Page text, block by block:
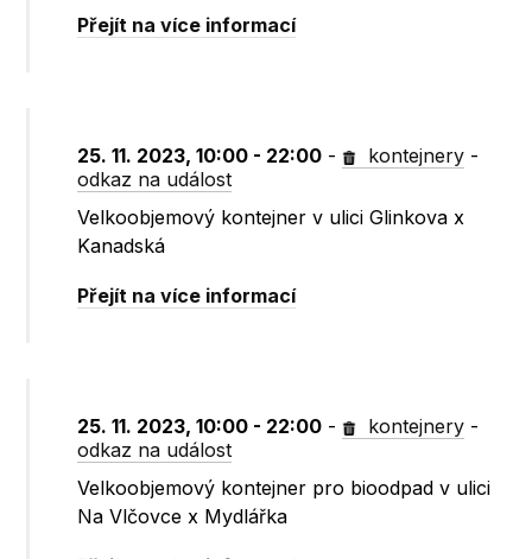
Přejít na více informací
25. 11. 2023, 10:00 - 22:00 - kontejnery -
odkaz na událost
Velkoobjemový kontejner v ulici Glinkova x
Kanadská
Přejít na více informací
25. 11. 2023, 10:00 - 22:00 - kontejnery -
odkaz na událost
Velkoobjemový kontejner pro bioodpad v ulici
Na Vlčovce x Mydlářka